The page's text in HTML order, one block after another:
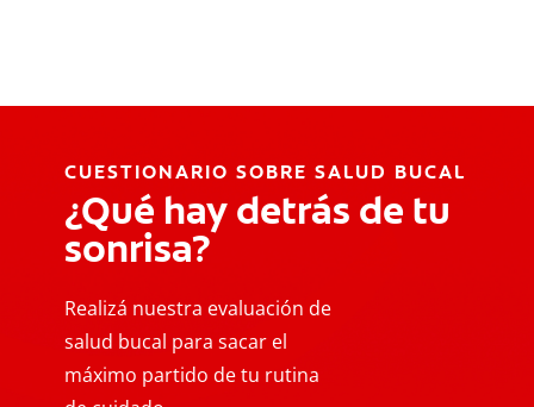
CUESTIONARIO SOBRE SALUD BUCAL
¿Qué hay detrás de tu
sonrisa?
Realizá nuestra evaluación de
salud bucal para sacar el
máximo partido de tu rutina